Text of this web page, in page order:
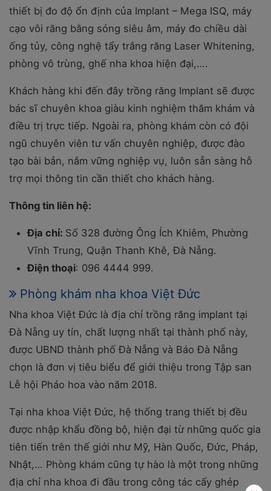
thiết bị đo độ ổn định của Implant – Mega ISQ, máy
cạo vôi răng bằng sóng siêu âm, máy đo chiều dài
ống tủy, công nghệ tẩy trắng răng Laser Whitening,
phòng vô trùng, ghế nha khoa hiện đại,….
Khách hàng khi đến đây trồng răng Implant sẽ được
bác sĩ chuyên khoa giàu kinh nghiệm thăm khám và
điều trị trực tiếp. Ngoài ra, phòng khám còn có đội
ngũ chuyên viên tư vấn chuyên nghiệp, được đào
tạo bài bản, nắm vững nghiệp vụ, luôn sẵn sàng hỗ
trợ mọi thông tin cần thiết cho khách hàng.
Thông tin liên hệ:
Địa chỉ: Số 328 đường Ông Ích Khiêm, Phường
Vĩnh Trung, Quận Thanh Khê, Đà Nẵng.
Điện thoại: 096 4444 999.
Phòng khám nha khoa Việt Đức
Nha khoa Việt Đức là địa chỉ trồng răng implant tại
Đà Nẵng uy tín, chất lượng nhất tại thành phố này,
được UBND thành phố Đà Nẵng và Báo Đà Nẵng
chọn là đơn vị tiêu biểu để giới thiệu trong Tập san
Lễ hội Pháo hoa vào năm 2018.
Tại nha khoa Việt Đức, hệ thống trang thiết bị đều
được nhập khẩu đồng bộ, hiện đại từ những quốc gia
tiên tiến trên thế giới như Mỹ, Hàn Quốc, Đức, Pháp,
Nhật,… Phòng khám cũng tự hào là một trong những
địa chỉ nha khoa đi đầu trong công tác cấy ghép